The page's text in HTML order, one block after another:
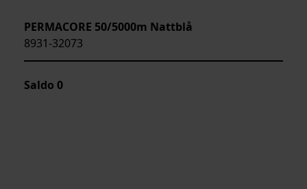
PERMACORE 50/5000m Nattblå
8931-32073
Saldo 0